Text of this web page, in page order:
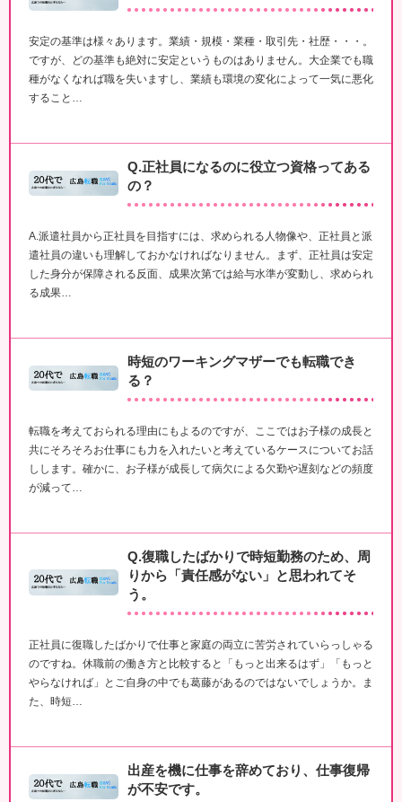
安定の基準は様々あります。業績・規模・業種・取引先・社歴・・・。
ですが、どの基準も絶対に安定というものはありません。大企業でも職
種がなくなれば職を失いますし、業績も環境の変化によって一気に悪化
すること…
Q.正社員になるのに役立つ資格ってある
の？
A.派遣社員から正社員を目指すには、求められる人物像や、正社員と派
遣社員の違いも理解しておかなければなりません。まず、正社員は安定
した身分が保障される反面、成果次第では給与水準が変動し、求められ
る成果…
時短のワーキングマザーでも転職でき
る？
転職を考えておられる理由にもよるのですが、ここではお子様の成長と
共にそろそろお仕事にも力を入れたいと考えているケースについてお話
しします。確かに、お子様が成長して病欠による欠勤や遅刻などの頻度
が減って…
Q.復職したばかりで時短勤務のため、周
りから「責任感がない」と思われてそ
う。
正社員に復職したばかりで仕事と家庭の両立に苦労されていらっしゃる
のですね。休職前の働き方と比較すると「もっと出来るはず」「もっと
やらなければ」とご自身の中でも葛藤があるのではないでしょうか。ま
た、時短…
出産を機に仕事を辞めており、仕事復帰
が不安です。